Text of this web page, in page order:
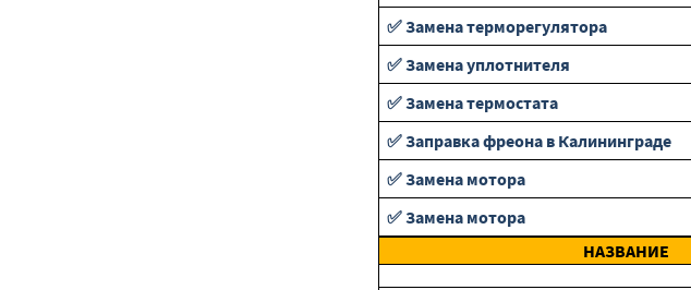
✅ Замена терморегулятора
✅ Замена уплотнителя
✅ Замена термостата
✅ Заправка фреона в Калининграде
✅ Замена мотора
✅ Замена мотора
НАЗВАНИЕ